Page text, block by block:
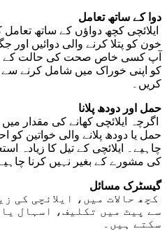
دوا کے ساتھ تعامل
ایلائچی کچھ دواؤں کے ساتھ
خون کو پتلا کرنے والی دوائیں اور
آپ کسی خاص صحت کی حالت کے لیے
کو اپنی خوراک میں شامل کرنے سے
کریں۔
حمل اور دودھ پلانا
اگرچہ ایلائچی کھانے کی مقدار
حمل یا دودھ پلانے والی خواتین کو
چاہیے۔ ایلائچی کے تیل کا زیادہ
کی مشورے کے بغیر نہیں کرنا
گیسٹرک مسائل
کچھ حالات میں، ایلائچی کی
سے پیٹ میں تکلیف، اسہال
سکتے ہیں۔